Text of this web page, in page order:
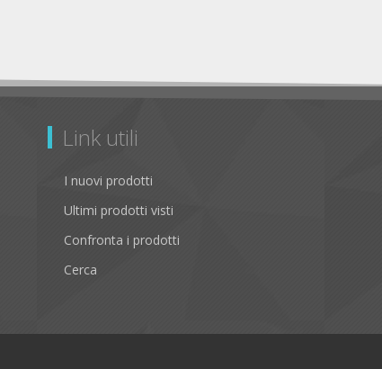
Link utili
I nuovi prodotti
Ultimi prodotti visti
Confronta i prodotti
Cerca